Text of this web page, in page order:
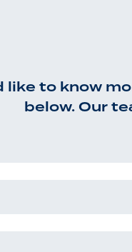
like to know
below. Our